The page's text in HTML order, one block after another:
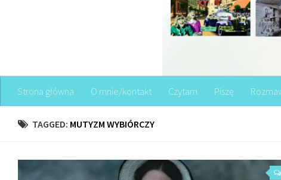
Strona główna O mnie/kontakt Czytam Piszę
TAGGED: MUTYZM WYBIÓRCZY